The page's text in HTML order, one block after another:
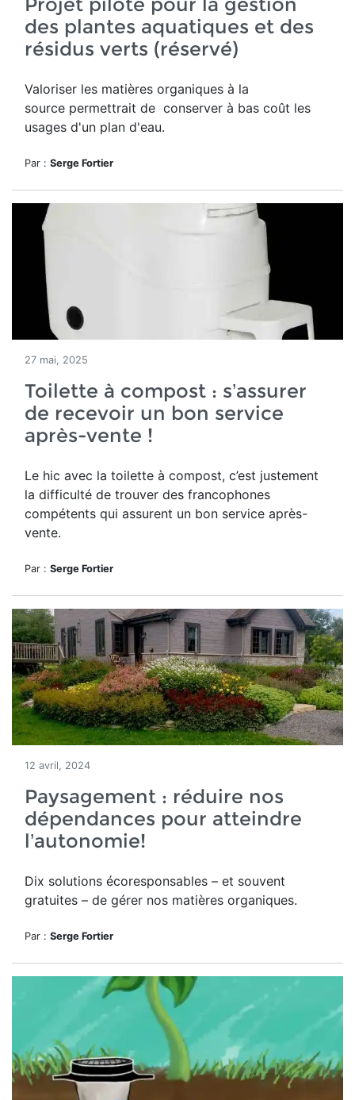
des plantes aquatiques et des
résidus verts (réservé)
Valoriser les matières organiques à la
source permettrait de conserver à bas coût les
usages d'un plan d'eau.
Par : Serge Fortier
27 mai, 2025
Toilette à compost : s’assurer
de recevoir un bon service
après-vente !
Le hic avec la toilette à compost, c’est justement
la difficulté de trouver des francophones
compétents qui assurent un bon service après-
vente.
Par : Serge Fortier
12 avril, 2024
Paysagement : réduire nos
dépendances pour atteindre
l’autonomie!
Dix solutions écoresponsables – et souvent
gratuites – de gérer nos matières organiques.
Par : Serge Fortier